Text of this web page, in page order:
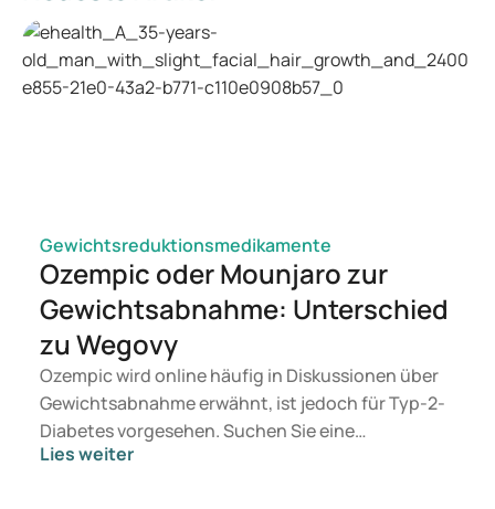
Gewichtsreduktionsmedikamente
Ozempic oder Mounjaro zur
Gewichtsabnahme: Unterschied
zu Wegovy
Ozempic wird online häufig in Diskussionen über
Gewichtsabnahme erwähnt, ist jedoch für Typ-2-
Diabetes vorgesehen. Suchen Sie eine
Behandlung zur Gewichtskontrolle, kommen eher
Lies weiter